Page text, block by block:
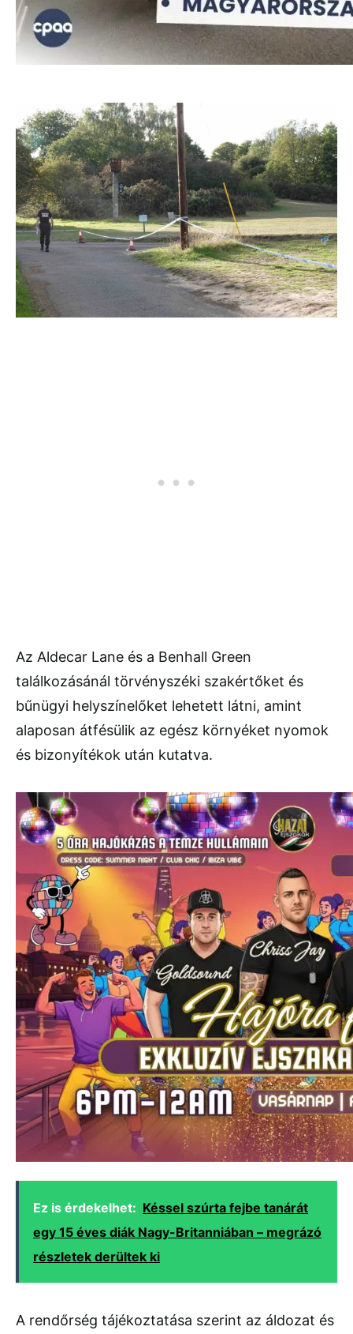
Az Aldecar Lane és a Benhall Green
találkozásánál törvényszéki szakértőket és
bűnügyi helyszínelőket lehetett látni, amint
alaposan átfésülik az egész környéket nyomok
és bizonyítékok után kutatva.
Ez is érdekelhet: Késsel szúrta fejbe tanárát
egy 15 éves diák Nagy-Britanniában – megrázó
részletek derültek ki
A rendőrség tájékoztatása szerint az áldozat és